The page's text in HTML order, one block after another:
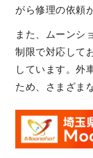
がら修理の依頼
また、ムーンシ
制限で対応して
しています。外
ため、さまざま